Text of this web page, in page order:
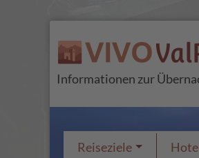
Informationen zur
Reiseziele